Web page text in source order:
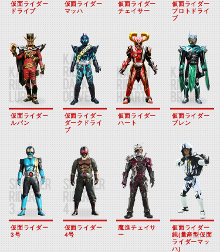
仮面ライダー
ドライブ
仮面ライダー
マッハ
仮面ライダー
チェイサー
仮面ライダー
プロトドライ
ブ
仮面ライダー
ルパン
仮面ライダー
ダークドライ
ブ
仮面ライダー
ハート
仮面ライダー
ブレン
仮面ライダー
3号
仮面ライダー
4号
魔進チェイサ
ー
仮面ライダー
純(量産型仮面
ライダーマッ
ハ)